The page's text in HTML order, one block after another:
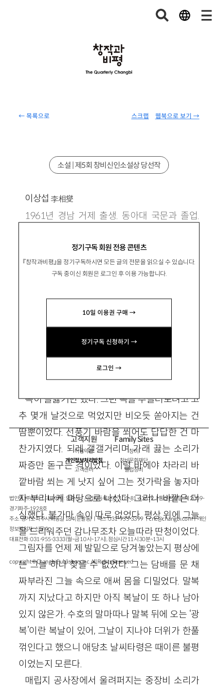
← 목록으로 웹북으로 보기 →
스크랩
정기구독 회원 전용 콘텐츠
『창작과비평』을 정기구독하시면 모든 글의 전문을 읽으실 수 있습니다.
구독 중이신 회원은 로그인 후 이용 가능합니다.
10일 이용권 구매 →
정기구독 신청하기 →
로그인 →
소설 | 제5회 창비신인소설상 당선작
이상섭 李相燮
1961년 경남 거제 출생. 동아대 국문과 졸업.
속이 들끓기만 했다. 그런 속을 추슬러보려고 고
추 몇개 날것으로 먹었지만 비오듯 쏟아지는 건
땀뿐이었다. 선풍기 바람을 쐬어도 답답한 건 마
찬가지였다. 되레 갤갤거리며 가래 끓는 소리가
짜증만 돋구는 격이었다. 이럴 바에야 차라리 바
깥바람 쐬는 게 낫지 싶어 그는 젓가락을 놓자마
자 부리나케 마당으로 나섰다. 그러나 바깥은 더
심했다. 불가마 속이 따로 없었다. 평상 위에 그늘
을 드리워주던 감나무조차 오늘따라 딴청이었다.
그림자를 언제 제 발밑으로 당겨놓았는지 평상에
는 그늘 하나 찾을 수 없었다. 그는 담배를 문 채
짜부라진 그늘 속으로 애써 몸을 디밀었다. 말복
까지 지났다고 하지만 아직 복날이 또 하나 남아
있지 않은가. 수호의 말마따나 말복 뒤에 오는 ‘광
복’이란 복날이 있어, 그날이 지나야 더위가 한풀
꺾인다고 했으니 애당초 날씨타령은 때이른 불평
이었는지 모른다.
매립지 공사장에서 울려퍼지는 중장비 소리가
고객지원
이용약관
개인정보처리방침
고객센터
Family Sites
창비
창비문화재단
클럽창비
법인명 : ㈜창비ㅣ대표이사 : 염종선ㅣ사업자등록번호 : 105-81-63672ㅣ통신판매업 : 제 2009-
경기파주-1928호
주소 : 경기도 파주시 회동길 184(문발동)ㅣ팩스 : 031-955-3399 ㅣcnc@changbi.comㅣ개인
정보책임자 : 신문수
대표전화 : 031-955-3333(월~금 10시~17시), 점심시간 11시 30분~13시
copyright © Changbi Publishers, inc. All Rights Reserved.